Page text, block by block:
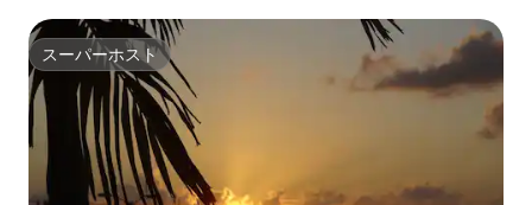
スーパーホスト
スーパーホスト